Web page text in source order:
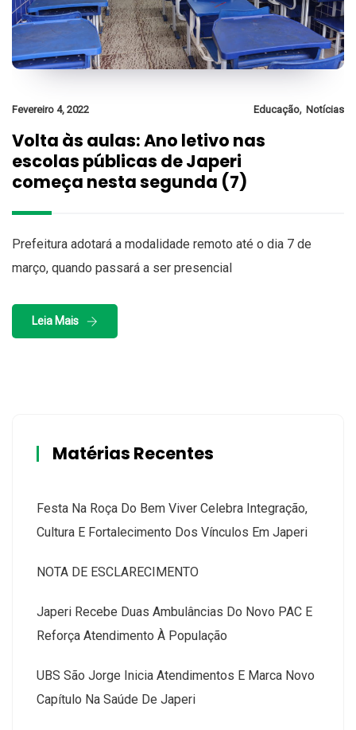
Fevereiro 4, 2022 Educação, Notícias
Volta às aulas: Ano letivo nas
escolas públicas de Japeri
começa nesta segunda (7)
Prefeitura adotará a modalidade remoto até o dia 7 de
março, quando passará a ser presencial
Leia Mais
Matérias Recentes
Festa Na Roça Do Bem Viver Celebra Integração,
Cultura E Fortalecimento Dos Vínculos Em Japeri
NOTA DE ESCLARECIMENTO
Japeri Recebe Duas Ambulâncias Do Novo PAC E
Reforça Atendimento À População
UBS São Jorge Inicia Atendimentos E Marca Novo
Capítulo Na Saúde De Japeri